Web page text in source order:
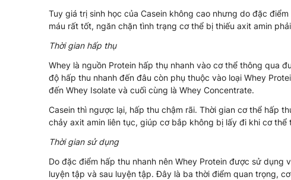
Tuy giá trị sinh học của Casein không cao nhưng do đặc
máu rất tốt, ngăn chặn tình trạng cơ thể bị thiếu axit amin
Thời gian hấp thụ
Whey là nguồn Protein hấp thụ nhanh vào cơ thể thông qua
độ hấp thu nhanh đến đâu còn phụ thuộc vào loại Whey
đến Whey Isolate và cuối cùng là Whey Concentrate.
Casein thì ngược lại, hấp thu chậm rãi. Thời gian cơ thể hấp
chảy axit amin liên tục, giúp cơ bắp không bị lấy đi khi cơ thể
Thời gian sử dụng
Do đặc điểm hấp thu nhanh nên Whey Protein được sử
luyện tập và sau luyện tập. Đây là ba thời điểm quan trọng,